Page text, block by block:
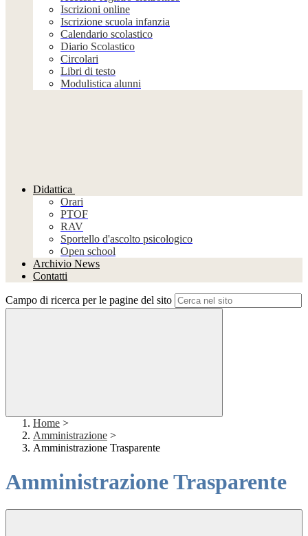
Iscrizioni online
Iscrizione scuola infanzia
Calendario scolastico
Diario Scolastico
Circolari
Libri di testo
Modulistica alunni
Didattica
Orari
PTOF
RAV
Sportello d'ascolto psicologico
Open school
Archivio News
Contatti
Campo di ricerca per le pagine del sito
Home >
Amministrazione >
Amministrazione Trasparente
Amministrazione Trasparente